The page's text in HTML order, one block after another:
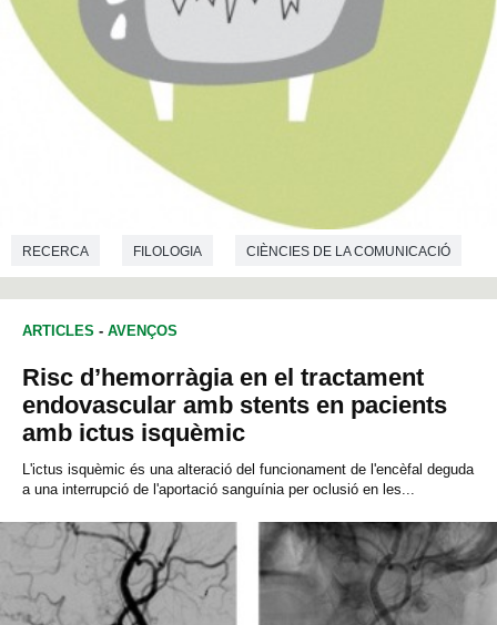
RECERCA FILOLOGIA CIÈNCIES DE LA COMUNICACIÓ
CIÈNCIES DE L'EDUCACIÓ
ARTICLES - AVENÇOS
Risc d’hemorràgia en el tractament
endovascular amb stents en pacients
amb ictus isquèmic
L'ictus isquèmic és una alteració del funcionament de l'encèfal deguda
a una interrupció de l'aportació sanguínia per oclusió en les...